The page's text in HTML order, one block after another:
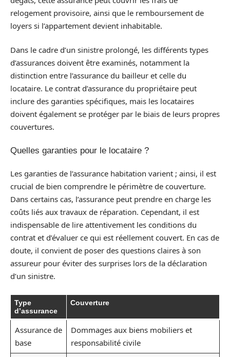
relogement provisoire, ainsi que le remboursement de
loyers si l’appartement devient inhabitable.
Dans le cadre d’un sinistre prolongé, les différents types
d’assurances doivent être examinés, notamment la
distinction entre l’assurance du bailleur et celle du
locataire. Le contrat d’assurance du propriétaire peut
inclure des garanties spécifiques, mais les locataires
doivent également se protéger par le biais de leurs propres
couvertures.
Quelles garanties pour le locataire ?
Les garanties de l’assurance habitation varient ; ainsi, il est
crucial de bien comprendre le périmètre de couverture.
Dans certains cas, l’assurance peut prendre en charge les
coûts liés aux travaux de réparation. Cependant, il est
indispensable de lire attentivement les conditions du
contrat et d’évaluer ce qui est réellement couvert. En cas de
doute, il convient de poser des questions claires à son
assureur pour éviter des surprises lors de la déclaration
d’un sinistre.
Type
d’assurance
Couverture
Assurance de
base
Dommages aux biens mobiliers et
responsabilité civile